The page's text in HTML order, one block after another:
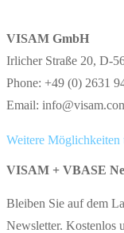
VISAM GmbH
Irlicher Straße 20, D-
Phone: +49 (0) 2631
Email:
Weitere Möglichkeiten
VISAM + VBASE
Bleiben Sie auf dem
Newsletter. Kostenlos